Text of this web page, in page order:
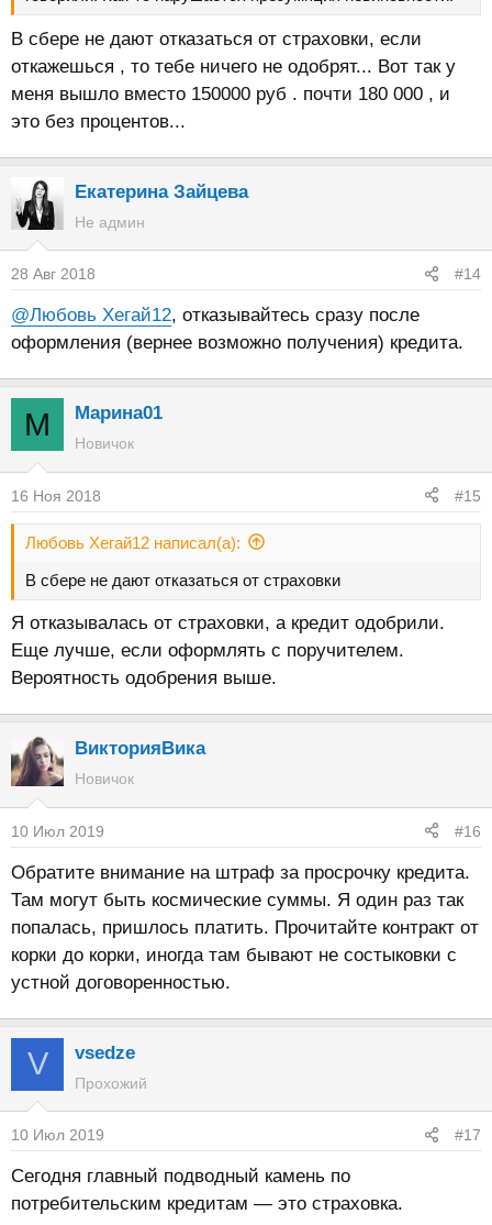
В сбере не дают отказаться от страховки, если
откажешься , то тебе ничего не одобрят... Вот так у
меня вышло вместо 150000 руб . почти 180 000 , и
это без процентов...
Екатерина Зайцева
Не админ
28 Авг 2018 #14
@Любовь Хегай12, отказывайтесь сразу после
оформления (вернее возможно получения) кредита.
М Марина01
Новичок
16 Ноя 2018 #15
Любовь Хегай12 написал(а):
В сбере не дают отказаться от страховки
Я отказывалась от страховки, а кредит одобрили.
Еще лучше, если оформлять с поручителем.
Вероятность одобрения выше.
ВикторияВика
Новичок
10 Июл 2019 #16
Обратите внимание на штраф за просрочку кредита.
Там могут быть космические суммы. Я один раз так
попалась, пришлось платить. Прочитайте контракт от
корки до корки, иногда там бывают не состыковки с
устной договоренностью.
V vsedze
Прохожий
10 Июл 2019 #17
Сегодня главный подводный камень по
потребительским кредитам — это страховка.